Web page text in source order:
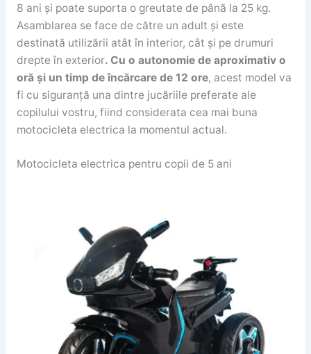
8 ani și poate suporta o greutate de până la 25 kg.
Asamblarea se face de către un adult și este
destinată utilizării atât în interior, cât și pe drumuri
drepte în exterior. Cu o autonomie de aproximativ o
oră și un timp de încărcare de 12 ore, acest model va
fi cu siguranță una dintre jucăriile preferate ale
copilului vostru, fiind considerata cea mai buna
motocicleta electrica la momentul actual.
Motocicleta electrica pentru copii de 5 ani